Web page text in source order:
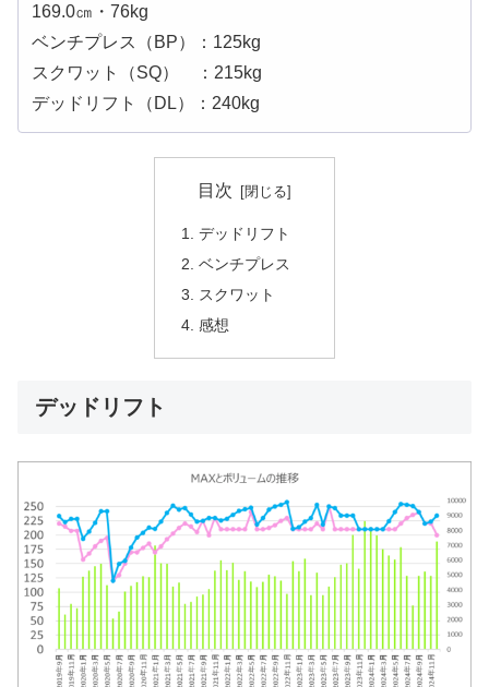
169.0㎝・76kg
ベンチプレス（BP）：125kg
スクワット（SQ） ：215kg
デッドリフト（DL）：240kg
目次
デッドリフト
ベンチプレス
スクワット
感想
デッドリフト